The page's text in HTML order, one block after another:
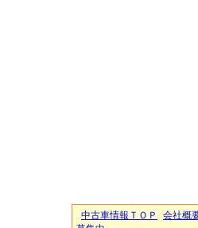
中古車情報ＴＯＰ 会社概